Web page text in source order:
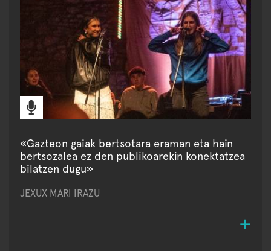
«Gazteon gaiak bertsotara eraman eta hain
bertsozalea ez den publikoarekin konektatzea
bilatzen dugu»
JEXUX MARI IRAZU